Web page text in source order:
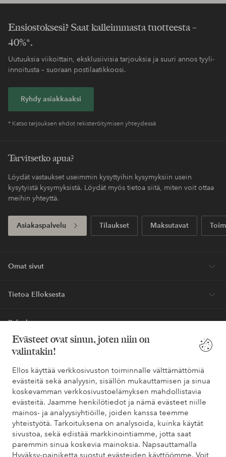
Evästeet ovat sinun, joten niin on
valintakin!
Ellos käyttää verkkosivuston toiminnalle välttämättömiä
evästeitä sekä analyysin, sisällön mukauttamisen ja sinua
koskevamman verkkosivustoelämyksen mahdollistavia
evästeitä. Jaamme henkilötiedot ja nämä evästeet niille
mainos- ja analyysiyhtiöille, joiden kanssa teemme
yhteistyötä. Tarkoituksena on analysoida, kuinka käytät
sivustoa, sekä edistää markkinointiamme, jotta saat
paremmin sinua koskevia mainoksia. Napsauttamalla
Hyväksy-painiketta suostut evästeiden käyttöömme. Voit
Ensiostoksesi? Saat kalleimmasta tuotteesta –
40%*.
Uutuuksia viikoittain, eksklusiivisia tarjouksia ja suuri annos tyyli-
innoitusta – suoraan postilaatikkoosi.
Ryhdy asiakkaaksi
* Katso tarjouksen ehdot rekisteröitymisen yhteydessä
Tarvitsetko apua?
Löydät vastaukset useimmin kysyttyihin kysymyksiin usein
kysytyistä kysymyksistä. Löydät myös tietoa siitä, miten voit ottaa
meihin yhteyttä.
Asiakaspalvelu Tilaukset Maksutavat
Omat sivut
Tietoa Elloksesta
Palvelumme
Ehdot
Ystävät
Turvalliset maksut – maksa nyt tai erissä
Haluatko tietää lisää maksuvaihtoehdoistamme?